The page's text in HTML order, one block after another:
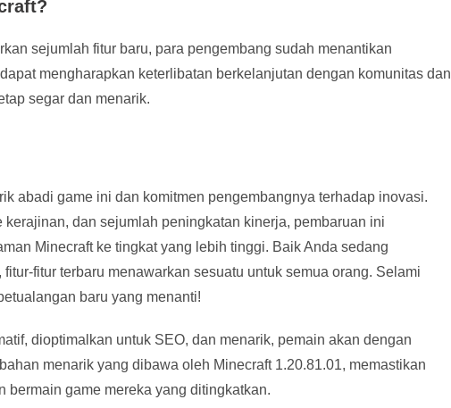
sejumlah fitur baru, para pengembang sudah menantikan
mengharapkan keterlibatan berkelanjutan dengan komunitas dan
segar dan menarik.
abadi game ini dan komitmen pengembangnya terhadap inovasi.
kerajinan, dan sejumlah peningkatan kinerja, pembaruan ini
Minecraft ke tingkat yang lebih tinggi. Baik Anda sedang
fitur terbaru menawarkan sesuatu untuk semua orang. Selami
baru yang menanti!
dioptimalkan untuk SEO, dan menarik, pemain akan dengan
menarik yang dibawa oleh Minecraft 1.20.81.01, memastikan
bermain game mereka yang ditingkatkan.